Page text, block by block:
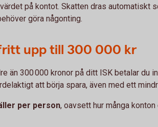
på kontot. Skatten dras automatiskt
göra någonting.
upp till 300 000 kr
än 300 000 kronor på ditt ISK betalar du
att börja spara, även med ett
per person, oavsett hur många konton